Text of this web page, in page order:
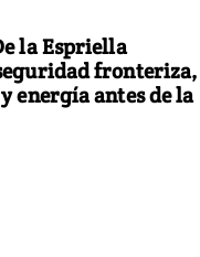
la Espriella
fronteriza,
energía antes de la